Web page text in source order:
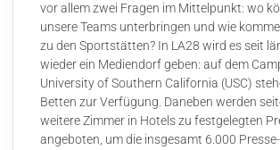
vor allem zwei Fragen im Mittelpunkt: wo
unsere Teams unterbringen und wie
zu den Sportstätten? In LA28 wird es seit
wieder ein Mediendorf geben: auf dem
University of Southern California (USC)
Betten zur Verfügung. Daneben werden
weitere Zimmer in Hotels zu festgelegten
angeboten, um die insgesamt 6.000 Presse-